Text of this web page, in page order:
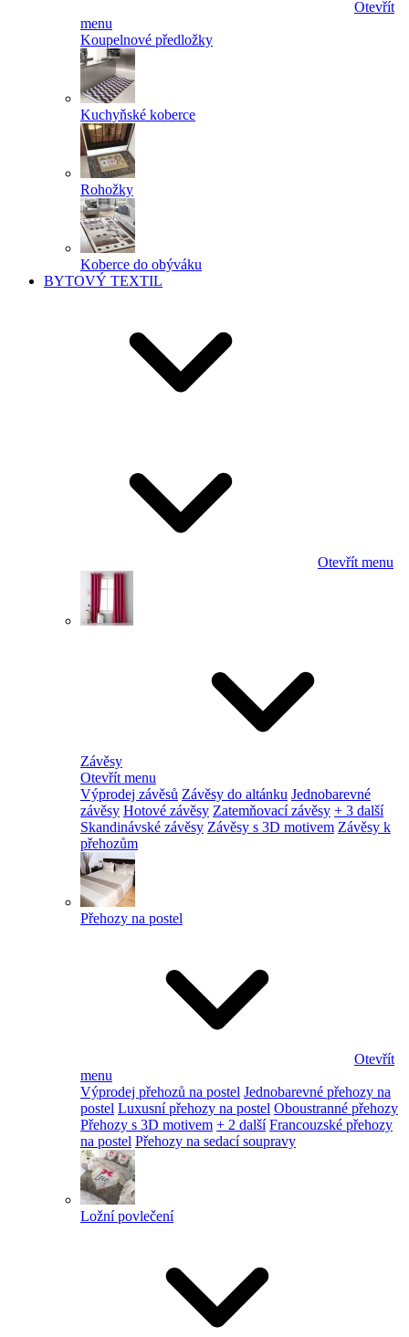
Otevřít
menu
Koupelnové předložky
Kuchyňské koberce
Rohožky
Koberce do obýváku
BYTOVÝ TEXTIL
Otevřít menu
Závěsy
Otevřít menu
Výprodej závěsů Závěsy do altánku Jednobarevné
závěsy Hotové závěsy Zatemňovací závěsy + 3 další
Skandinávské závěsy Závěsy s 3D motivem Závěsy k
přehozům
Přehozy na postel
Otevřít
menu
Výprodej přehozů na postel Jednobarevné přehozy na
postel Luxusní přehozy na postel Oboustranné přehozy
Přehozy s 3D motivem + 2 další Francouzské přehozy
na postel Přehozy na sedací soupravy
Ložní povlečení